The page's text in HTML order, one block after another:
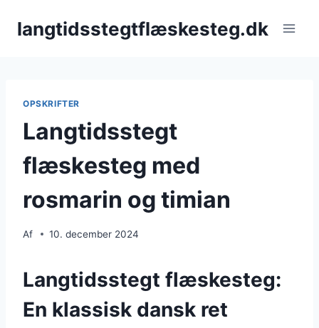
langtidsstegtflæskesteg.dk
OPSKRIFTER
Langtidsstegt
flæskesteg med
rosmarin og timian
Af 10. december 2024
Langtidsstegt flæskesteg:
En klassisk dansk ret